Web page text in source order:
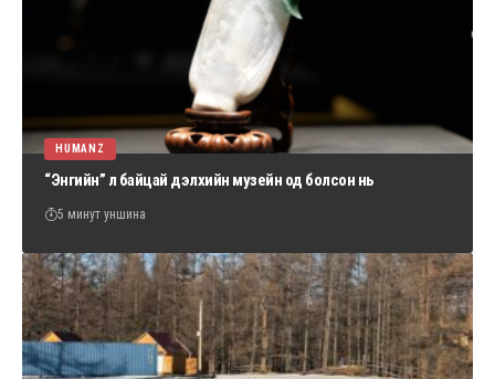
HUMANZ
“Энгийн” л байцай дэлхийн музейн од болсон нь
5 минут уншина